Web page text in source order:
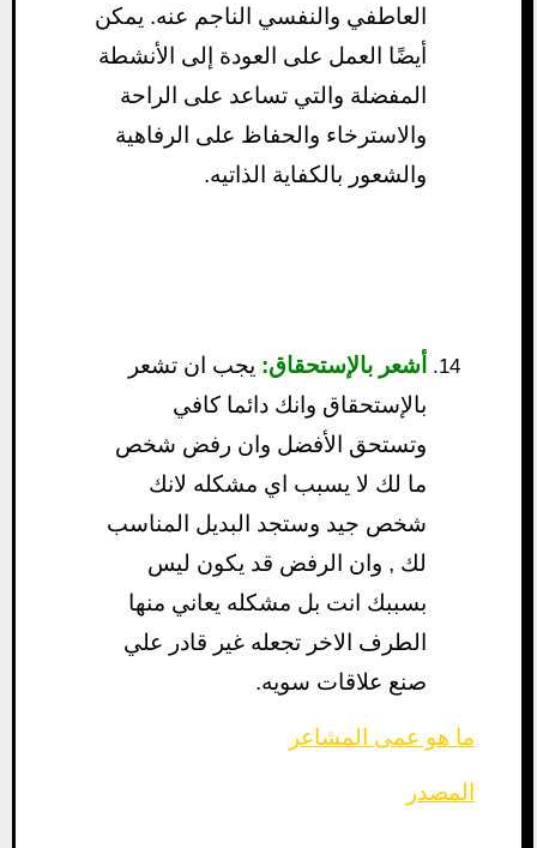
العاطفي والنفسي الناجم عنه. يمكن
أيضًا العمل على العودة إلى الأنشطة
المفضلة والتي تساعد على الراحة
والاسترخاء والحفاظ على الرفاهية
والشعور بالكفاية الذاتيه.
أشعر بالإستحقاق: يجب ان تشعر
بالإستحقاق وانك دائما كافي
وتستحق الأفضل وان رفض شخص
ما لك لا يسبب اي مشكله لانك
شخص جيد وستجد البديل المناسب
لك , وان الرفض قد يكون ليس
بسببك انت بل مشكله يعاني منها
الطرف الاخر تجعله غير قادر علي
صنع علاقات سويه.
ما هو عمى المشاعر
المصدر